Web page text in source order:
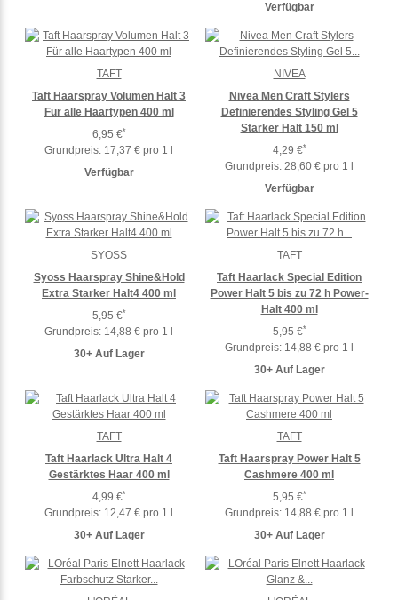
Verfügbar
Taft Haarspray Volumen Halt 3
Für alle Haartypen 400 ml
6,95 €*
Grundpreis: 17,37 € pro 1 l
Verfügbar
TAFT
Nivea Men Craft Stylers
Definierendes Styling Gel 5
Starker Halt 150 ml
4,29 €*
Grundpreis: 28,60 € pro 1 l
Verfügbar
NIVEA
Syoss Haarspray Shine&Hold
Extra Starker Halt4 400 ml
5,95 €*
Grundpreis: 14,88 € pro 1 l
30+ Auf Lager
SYOSS
Taft Haarlack Special Edition
Power Halt 5 bis zu 72 h Power-
Halt 400 ml
5,95 €*
Grundpreis: 14,88 € pro 1 l
30+ Auf Lager
TAFT
Taft Haarlack Ultra Halt 4
Gestärktes Haar 400 ml
4,99 €*
Grundpreis: 12,47 € pro 1 l
30+ Auf Lager
TAFT
Taft Haarspray Power Halt 5
Cashmere 400 ml
5,95 €*
Grundpreis: 14,88 € pro 1 l
30+ Auf Lager
TAFT